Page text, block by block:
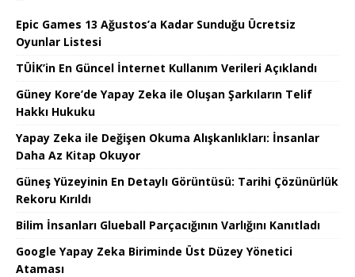
Epic Games 13 Ağustos’a Kadar Sunduğu Ücretsiz
Oyunlar Listesi
TÜİK’in En Güncel İnternet Kullanım Verileri Açıklandı
Güney Kore’de Yapay Zeka ile Oluşan Şarkıların Telif
Hakkı Hukuku
Yapay Zeka ile Değişen Okuma Alışkanlıkları: İnsanlar
Daha Az Kitap Okuyor
Güneş Yüzeyinin En Detaylı Görüntüsü: Tarihi Çözünürlük
Rekoru Kırıldı
Bilim İnsanları Glueball Parçacığının Varlığını Kanıtladı
Google Yapay Zeka Biriminde Üst Düzey Yönetici
Ataması